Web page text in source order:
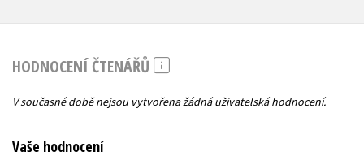
HODNOCENÍ ČTENÁŘŮ
V současné době nejsou vytvořena žádná uživatelská hodnocení.
Vaše hodnocení